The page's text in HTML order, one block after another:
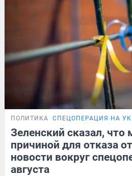
ПОЛИТИКА СПЕЦОПЕРАЦИЯ НА
Зеленский сказал, что
причиной для отказа
новости вокруг
августа